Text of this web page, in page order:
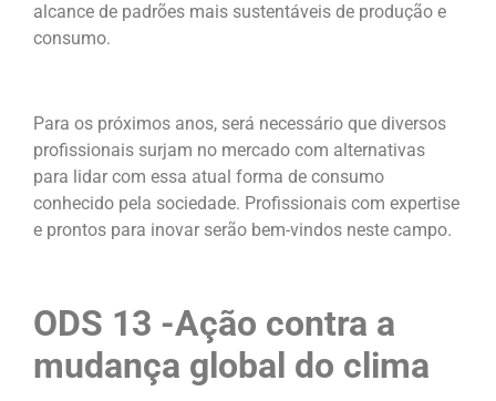
alcance de padrões mais sustentáveis de produção e
consumo.
Para os próximos anos, será necessário que diversos
profissionais surjam no mercado com alternativas
para lidar com essa atual forma de consumo
conhecido pela sociedade. Profissionais com expertise
e prontos para inovar serão bem-vindos neste campo.
ODS 13 -Ação contra a
mudança global do clima